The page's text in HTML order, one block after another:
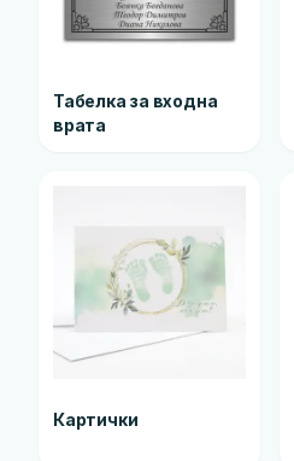
Табелка за входна
врата
Картички